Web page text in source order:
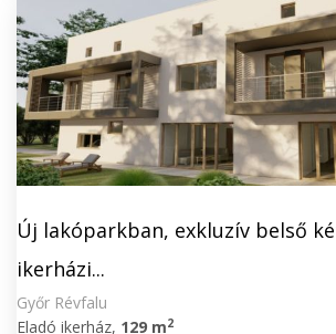
Új lakóparkban, exkluzív belső
ikerházi...
Győr Révfalu
Eladó ikerház, 129 m2